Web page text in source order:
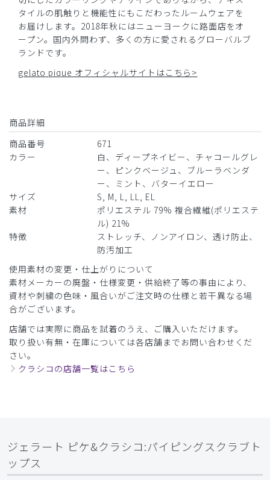
タイルの肌触りと機能性にもこだわったルームウェアを
お届けします。2018年秋にはニューヨークに路面店をオ
ープン。国内外問わず、多くの方に愛されるグローバルブ
ランドです。
gelato pique オフィシャルサイトはこちら>
商品詳細
商品番号
671
カラー
白、ディープネイビー、チャコールグレ
ー、ピンクベージュ、ブルーラベンダ
ー、ミント、バターイエロー
サイズ
S, M, L, LL, EL
素材
ポリエステル 79% 複合繊維(ポリエステ
ル) 21%
特徴
ストレッチ、ノンアイロン、透け防止、
防汚加工
使用素材の変更・仕上がりについて
素材メーカーの廃盤・仕様変更・供給終了等の事由により、
資材や刺繍の色味・風合いがご注文時の仕様と若干異なる場
合がございます。
店舗では実際に商品を試着のうえ、ご購入いただけます。
取り扱い有無・在庫については各店舗までお問い合わせくだ
さい。
クラシコの店舗一覧はこちら
ジェラート ピケ&クラシコ:パイピングスクラブト
ップス